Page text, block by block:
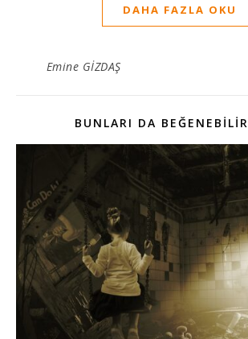
DAHA FAZLA OKU
Emine GİZDAŞ
BUNLARI DA